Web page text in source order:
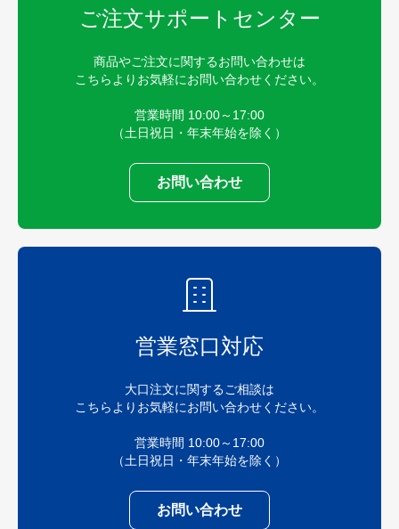
ご注文サポートセンター
商品やご注文に関するお問い合わせは
こちらよりお気軽にお問い合わせください。
営業時間 10:00～17:00
（土日祝日・年末年始を除く）
お問い合わせ
営業窓口対応
大口注文に関するご相談は
こちらよりお気軽にお問い合わせください。
営業時間 10:00～17:00
（土日祝日・年末年始を除く）
お問い合わせ